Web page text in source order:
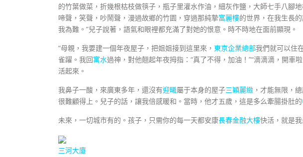
的竹葉做菜，折幾根枯枝做筷子，瓶子里灌水作油，細灰作鹽，大師七手八腳
啼聲，笑聲，吵鬧聲，漫過故鄉的竹園，穿過那純摯富麗樓的世界，在我生長
我為難。”兒子說著，語氣和眼裡都充滿了對她的恨意。時不時地在面前顯現。
“母親，我要建一個年夜屋子，把姐姐接到這里來， 東京企業總部我們就可以住
雀躍。我回寓水過神，對他翹起年夜拇指：“真了不得，加油！”“滴滴滴，開車
活起來。
我鼻子一酸，來廣東多年，還沒有迎曦屬于本身的屋子三穎麗緻 ，才能無限，
很難顧得上。兒子的話，讓我倍感暖和。當時，他才五歲，這是多么牽腸掛肚的
未來，一切城市有的。孩子，只需你的每一天都安康長春金融大樓快活，就是
三河大廈